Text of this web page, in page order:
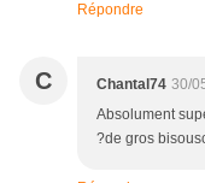
Répondre
C Chantal74 30/
Absolument
?de gros